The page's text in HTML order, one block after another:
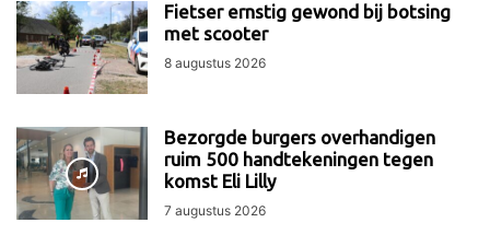
Fietser ernstig gewond bij botsing
met scooter
8 augustus 2026
Bezorgde burgers overhandigen
ruim 500 handtekeningen tegen
komst Eli Lilly
7 augustus 2026